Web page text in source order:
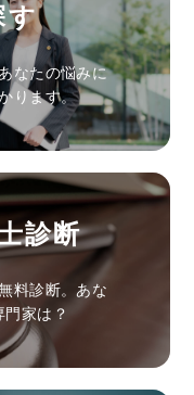
す
なたの悩みに
ります。
診断
料診断。あな
家は？